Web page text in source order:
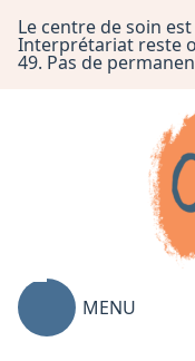
Le centre de soin
Interprétariat reste
49. Pas de
MENU